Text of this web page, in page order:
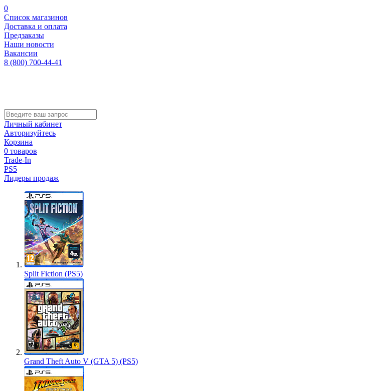
0
Список магазинов
Доставка и оплата
Предзаказы
Наши новости
Вакансии
8 (800) 700-44-41
Личный кабинет
Авторизуйтесь
Корзина
0 товаров
Trade-In
PS5
Лидеры продаж
Split Fiction (PS5)
Grand Theft Auto V (GTA 5) (PS5)